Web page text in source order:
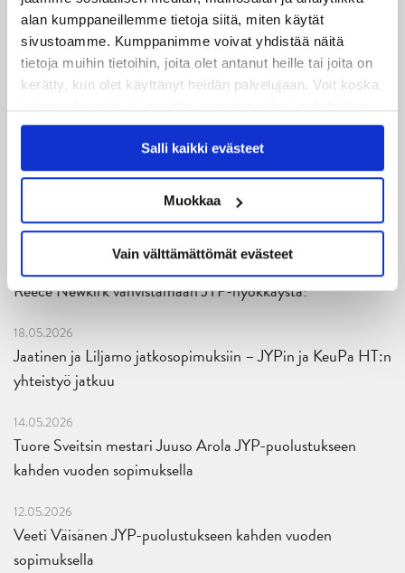
alan kumppaneillemme tietoja siitä, miten käytät
sivustoamme. Kumppanimme voivat yhdistää näitä
tietoja muihin tietoihin, joita olet antanut heille tai joita on
kerätty, kun olet käyttänyt heidän palvelujaan. Voit koska
käytöstäEvästeet-sivultamme.
Salli kaikki evästeet
Muokkaa
Vain välttämättömät evästeet
JYPin harjoitusottelut tulevalle 2026-2027 kaudelle on
julkaistu!
27.07.2026
Ruotsalaishyökkääjä Arvid Costmar JYPiin
JYP ja Secto Rally Finland yhteistyöhön
Liiga-kauden 2026-2027 otteluohjelma on julkaistu!
Reece Newkirk vahvistamaan JYP-hyökkäystä!
18.05.2026
Jaatinen ja Liljamo jatkosopimuksiin – JYPin ja KeuPa HT:n
yhteistyö jatkuu
14.05.2026
Tuore Sveitsin mestari Juuso Arola JYP-puolustukseen
kahden vuoden sopimuksella
12.05.2026
Veeti Väisänen JYP-puolustukseen kahden vuoden
sopimuksella